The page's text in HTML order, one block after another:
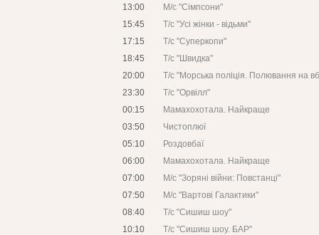
13:00
М/с "Сімпсони"
15:45
Т/с "Усі жінки - відьми"
17:15
Т/с "Суперкопи"
18:45
Т/с "Швидка"
20:00
Т/с "Морська поліція. Полювання на
23:30
Т/с "Орвілл"
00:15
Мамахохотала. Найкраще
03:50
Чистоплюї
05:10
Роздовбаї
06:00
Мамахохотала. Найкраще
07:00
М/с "Зоряні війни: Повстанці"
07:50
М/с "Вартові Галактики"
08:40
Т/с "Сишиш шоу"
10:10
Т/с "Сишиш шоу. БАР"